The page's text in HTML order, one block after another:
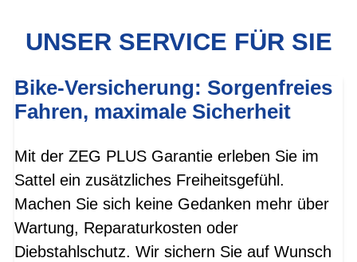
UNSER SERVICE FÜR SIE
Bike-Versicherung: Sorgenfreies
Fahren, maximale Sicherheit
Mit der ZEG PLUS Garantie erleben Sie im
Sattel ein zusätzliches Freiheitsgefühl.
Machen Sie sich keine Gedanken mehr über
Wartung, Reparaturkosten oder
Diebstahlschutz. Wir sichern Sie auf Wunsch